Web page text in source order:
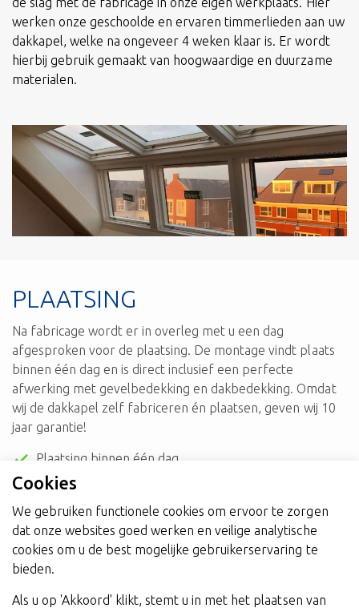
werken onze geschoolde en ervaren timmerlieden aan uw
dakkapel, welke na ongeveer 4 weken klaar is. Er wordt
hierbij gebruik gemaakt van hoogwaardige en duurzame
materialen.
PLAATSING
Na fabricage wordt er in overleg met u een dag
afgesproken voor de plaatsing. De montage vindt plaats
binnen één dag en is direct inclusief een perfecte
afwerking met gevelbedekking en dakbedekking. Omdat
wij de dakkapel zelf fabriceren én plaatsen, geven wij 10
jaar garantie!
Plaatsing binnen één dag
Inclusief perfecte afwerking
Cookies
We gebruiken functionele cookies om ervoor te zorgen
dat onze websites goed werken en veilige analytische
cookies om u de best mogelijke gebruikerservaring te
bieden.
Als u op 'Akkoord' klikt, stemt u in met het plaatsen van